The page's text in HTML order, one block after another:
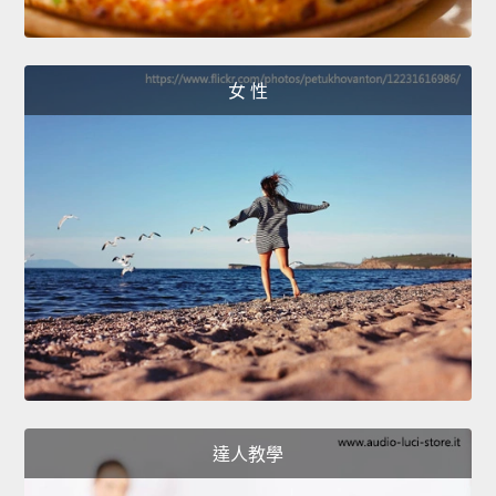
女 性
達人教學